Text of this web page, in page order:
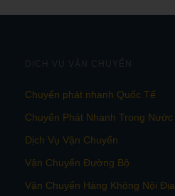
DỊCH VỤ VẬN CHUYỂN
Chuyển phát nhanh Quốc Tế
Chuyển Phát Nhanh Trong Nước
Dịch Vụ Vận Chuyển
Vận Chuyển Đường Bộ
Vận Chuyển Hàng Không Nội Địa